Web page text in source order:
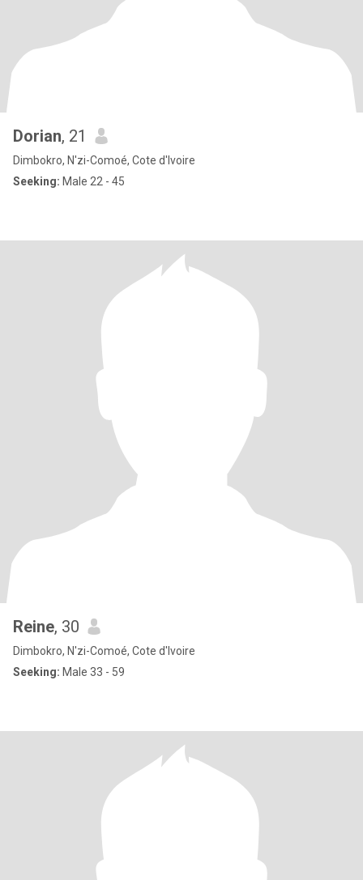
Dorian, 21
Dimbokro, N'zi-Comoé, Cote d'Ivoire
Seeking: Male 22 - 45
Reine, 30
Dimbokro, N'zi-Comoé, Cote d'Ivoire
Seeking: Male 33 - 59